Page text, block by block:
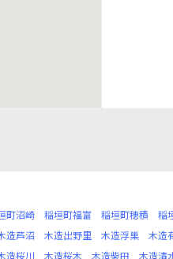
町沼崎 稲垣町福富 稲垣町穂積 稲
造芦沼 木造出野里 木造浮巣 木造
造桜川 木造桜木 木造柴田 木造清